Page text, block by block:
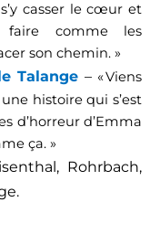
casser le cœur et
faire comme les
son chemin. »
Talange– « Viens
histoire qui s’est
d’horreur d’Emma
ça. »
Rohrbach,